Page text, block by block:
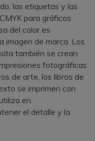
las etiquetas y las
para gráficos
del color es
imagen de marca. Los
también se crean
fotográficas
de arte, los libros de
se imprimen con
en
el detalle y la